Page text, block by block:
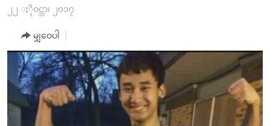
ပင်မ
ကျော်
ကြည့်
ပင်မ
အစ္စရေး-ပါလက်စတိုင်း
အင်္ဂလိပ်စာလေ့လာမယ်
အမေရိကန်သုံးအီဒီယံ
မကြေးမုံရဲ့ အင်္ဂလိပ်စာ
ရုပ်ရှင်ထဲက အင်္ဂလိပ်စာ
အပတ်စဉ်ကဏ္ဍများ
ရေဒီယို
တီဗွီ
ရေဒီယိုနှင့်ရုပ်သံ အချက်အလက်များ
ရေဒီယို/တီဗွီအစီအစဉ်
၂၂ ႏိုဝင္ဘာ၊ ၂၀၁၇
မျှဝေပါ